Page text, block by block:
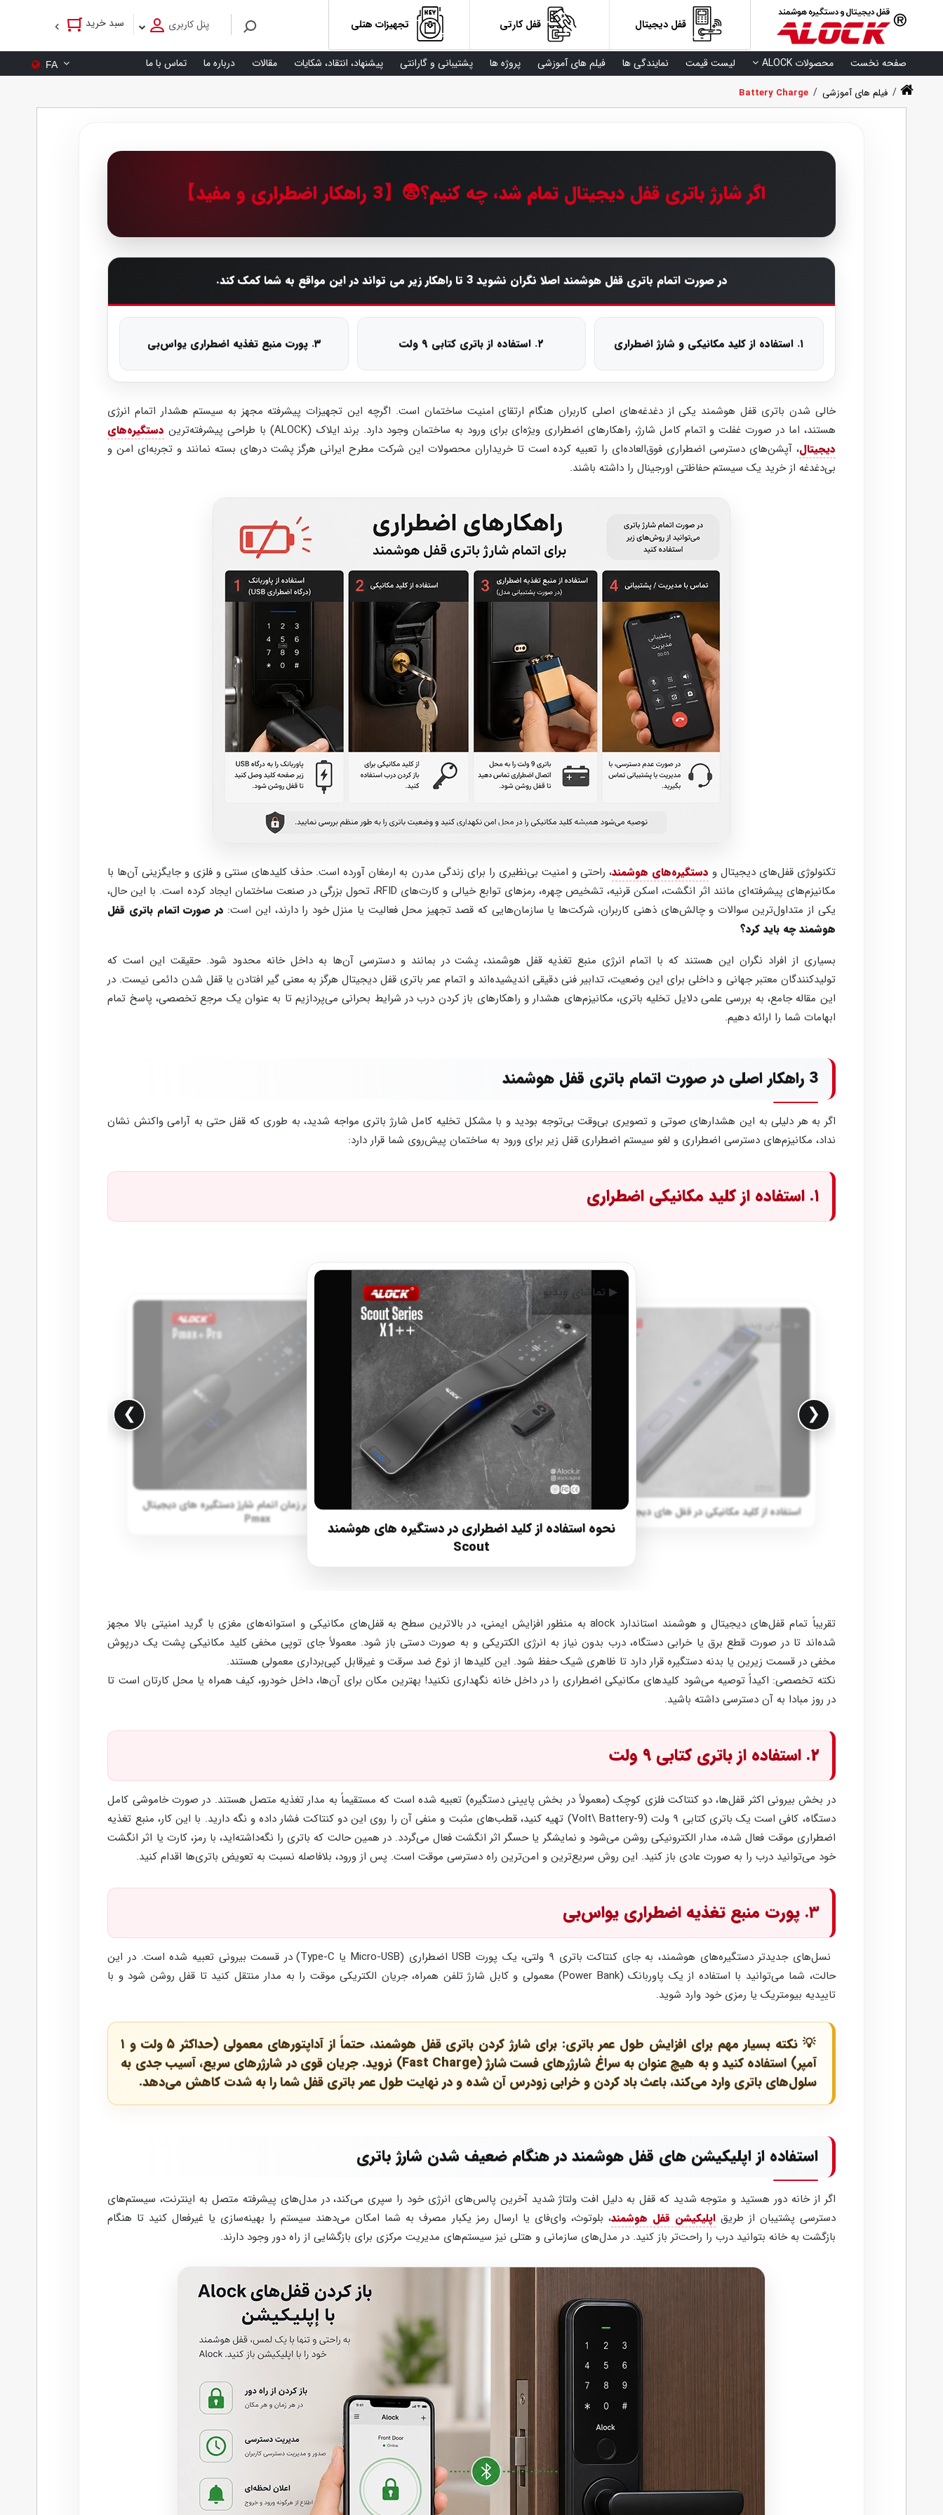
قفل دیجیتال قفل کارتی تجهیزات هتلی سبد خرید پنل کاربری
صفحه نخست محصولات ALOCK لیست قیمت نمایندگی ها فیلم های آموزشی پروژه ها پشتیبانی و گارانتی پیشنهاد، انتقاد، شکایات مقالات درباره ما تماس با ما FA
/ فیلم های آموزشی /
Battery Charge
اگر شارژ باتری قفل دیجیتال تمام شد، چه کنیم؟😨【3 راهکار اضطراری و مفید】
در صورت اتمام باتری قفل هوشمند اصلا نگران نشوید 3 تا راهکار زیر می تواند در این مواقع به شما کمک کند.
۱. استفاده از کلید مکانیکی و شارژ اضطراری ۲. استفاده از باتری کتابی ۹ ولت ۳. پورت منبع تغذیه اضطراری یو‌اس‌بی
خالی شدن باتری قفل هوشمند یکی از دغدغه‌های اصلی کاربران هنگام ارتقای امنیت ساختمان است. اگرچه این تجهیزات پیشرفته مجهز به سیستم هشدار اتمام انرژی
هستند، اما در صورت غفلت و اتمام کامل شارژ، راهکارهای اضطراری ویژه‌ای برای ورود به ساختمان وجود دارد. برند ایلاک (ALOCK) با طراحی پیشرفته‌ترین
دستگیره‌های
دیجیتال، آپشن‌های دسترسی اضطراری فوق‌العاده‌ای را تعبیه کرده است تا خریداران محصولات این شرکت مطرح ایرانی هرگز پشت درهای بسته نمانند و تجربه‌ای امن و
بی‌دغدغه از خرید یک سیستم حفاظتی اورجینال را داشته باشند.
تکنولوژی قفل‌های دیجیتال و دستگیره‌های هوشمند، راحتی و امنیت بی‌نظیری را برای زندگی مدرن به ارمغان آورده است. حذف کلیدهای سنتی و فلزی و جایگزینی آن‌ها با
مکانیزم‌های پیشرفته‌ای مانند اثر انگشت، اسکن قرنیه، تشخیص چهره، رمزهای توابع خیالی و کارت‌های RFID، تحول بزرگی در صنعت ساختمان ایجاد کرده است. با این حال،
یکی از متداول‌ترین سوالات و چالش‌های ذهنی کاربران، شرکت‌ها یا سازمان‌هایی که قصد تجهیز محل فعالیت یا منزل خود را دارند، این است: در صورت اتمام باتری قفل
هوشمند چه باید کرد؟
بسیاری از افراد نگران این هستند که با اتمام انرژی منبع تغذیه قفل هوشمند، پشت در بمانند و دسترسی آن‌ها به داخل خانه محدود شود. حقیقت این است که
تولیدکنندگان معتبر جهانی و داخلی برای این وضعیت، تدابیر فنی دقیقی اندیشیده‌اند و اتمام عمر باتری قفل دیجیتال هرگز به معنی گیر افتادن یا قفل شدن دائمی نیست. در
این مقاله جامع، به بررسی علمی دلایل تخلیه باتری، مکانیزم‌های هشدار و راهکارهای باز کردن درب در شرایط بحرانی می‌پردازیم تا به عنوان یک مرجع تخصصی، پاسخ تمام
ابهامات شما را ارائه دهیم.
3 راهکار اصلی در صورت اتمام باتری قفل هوشمند
اگر به هر دلیلی به این هشدارهای صوتی و تصویری بی‌وقت بی‌توجه بودید و با مشکل تخلیه کامل شارژ باتری مواجه شدید، به طوری که قفل حتی به آرامی واکنش نشان
نداد، مکانیزم‌های دسترسی اضطراری و لغو سیستم اضطراری قفل زیر برای ورود به ساختمان پیش‌روی شما قرار دارد:
۱. استفاده از کلید مکانیکی اضطراری
❮
▶ تماشای ویدیو
نحوه استفاده از کلید اضطراری در دستگیره های هوشمند
Scout
▶ تماشای ویدیو
استفاده از کلید مکانیکی در قفل های دیجیتال های Pixel
▶ تماشای ویدیو
استفاده از کلید در زمان اتمام شارژ دستگیره های دیجیتال
Pmax
❯
تقریباً تمام قفل‌های دیجیتال و هوشمند استاندارد alock به منظور افزایش ایمنی، در بالاترین سطح به قفل‌های مکانیکی و استوانه‌های مغزی با گرید امنیتی بالا مجهز
شده‌اند تا در صورت قطع برق یا خرابی دستگاه، درب بدون نیاز به انرژی الکتریکی و به صورت دستی باز شود. معمولاً جای توپی مخفی کلید مکانیکی پشت یک درپوش
مخفی در قسمت زیرین یا بدنه دستگیره قرار دارد تا ظاهری شیک حفظ شود. این کلیدها از نوع ضد سرقت و غیرقابل کپی‌برداری معمولی هستند.
نکته تخصصی: اکیداً توصیه می‌شود کلیدهای مکانیکی اضطراری را در داخل خانه نگهداری نکنید! بهترین مکان برای آن‌ها، داخل خودرو، کیف همراه یا محل کارتان است تا
در روز مبادا به آن دسترسی داشته باشید.
۲. استفاده از باتری کتابی ۹ ولت
در بخش بیرونی اکثر قفل‌ها، دو کنتاکت فلزی کوچک (معمولاً در بخش پایینی دستگیره) تعبیه شده است که مستقیماً به مدار تغذیه متصل هستند. در صورت خاموشی کامل
دستگاه، کافی است یک باتری کتابی ۹ ولت (9-Volt\ Battery) تهیه کنید، قطب‌های مثبت و منفی آن را روی این دو کنتاکت فشار داده و نگه دارید. با این کار، منبع تغذیه
اضطراری موقت فعال شده، مدار الکترونیکی روشن می‌شود و نمایشگر یا حسگر اثر انگشت فعال می‌گردد. در همین حالت که باتری را نگه‌داشته‌اید، با رمز، کارت یا اثر انگشت
خود می‌توانید درب را به صورت عادی باز کنید. این روش سریع‌ترین و امن‌ترین راه دسترسی موقت است. پس از ورود، بلافاصله نسبت به تعویض باتری‌ها اقدام کنید.
۳. پورت منبع تغذیه اضطراری یو‌اس‌بی
نسل‌های جدیدتر دستگیره‌های هوشمند، به جای کنتاکت باتری ۹ ولتی، یک پورت USB اضطراری (Micro-USB یا Type-C) در قسمت بیرونی تعبیه شده است. در این
حالت، شما می‌توانید با استفاده از یک پاوربانک (Power Bank) معمولی و کابل شارژ تلفن همراه، جریان الکتریکی موقت را به مدار منتقل کنید تا قفل روشن شود و با
تاییدیه بیومتریک یا رمزی خود وارد شوید.
💡 نکته بسیار مهم برای افزایش طول عمر باتری: برای شارژ کردن باتری قفل هوشمند، حتماً از آداپتورهای معمولی (حداکثر ۵ ولت و ۱
آمپر) استفاده کنید و به هیچ عنوان به سراغ شارژرهای فست شارژ (Fast Charge) نروید. جریان قوی در شارژرهای سریع، آسیب جدی به
سلول‌های باتری وارد می‌کند، باعث باد کردن و خرابی زودرس آن شده و در نهایت طول عمر باتری قفل شما را به شدت کاهش می‌دهد.
استفاده از اپلیکیشن های قفل هوشمند در هنگام ضعیف شدن شارژ باتری
اگر از خانه دور هستید و متوجه شدید که قفل به دلیل افت ولتاژ شدید آخرین پالس‌های انرژی خود را سپری می‌کند، در مدل‌های پیشرفته متصل به اینترنت، سیستم‌های
دسترسی پشتیبان از طریقاپلیکیشن قفل هوشمند، بلوتوث، وای‌فای یا ارسال رمز یکبار مصرف به شما امکان می‌دهند سیستم را بهینه‌سازی یا غیرفعال کنید تا هنگام
بازگشت به خانه بتوانید درب را راحت‌تر باز کنید. در مدل‌های سازمانی و هتلی نیز سیستم‌های مدیریت مرکزی برای بازگشایی از راه دور وجود دارند.